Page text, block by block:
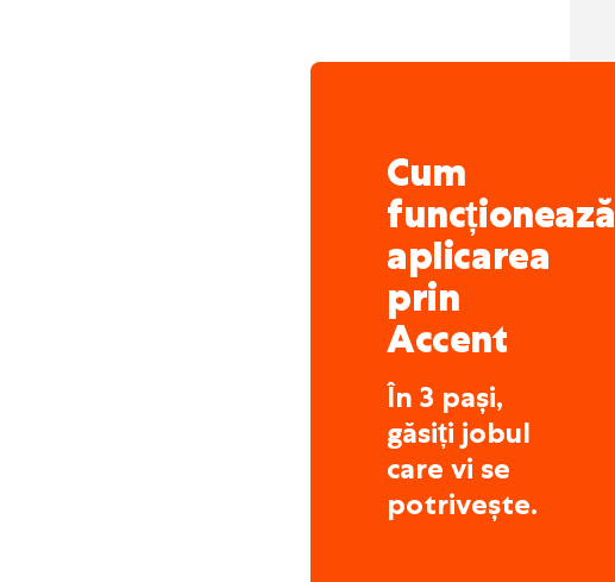
Cum
funcționează
aplicarea
prin
Accent
În 3 pași,
găsiți jobul
care vi se
potrivește.